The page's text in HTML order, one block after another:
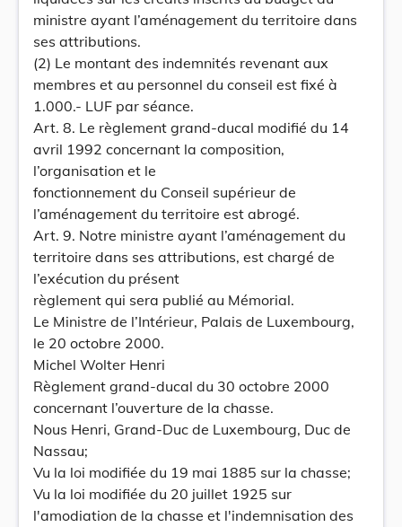
ministre ayant l’aménagement du territoire dans
ses attributions.
(2) Le montant des indemnités revenant aux
membres et au personnel du conseil est fixé à
1.000.- LUF par séance.
Art. 8. Le règlement grand-ducal modifié du 14
avril 1992 concernant la composition,
l’organisation et le
fonctionnement du Conseil supérieur de
l’aménagement du territoire est abrogé.
Art. 9. Notre ministre ayant l’aménagement du
territoire dans ses attributions, est chargé de
l’exécution du présent
règlement qui sera publié au Mémorial.
Le Ministre de l’Intérieur, Palais de Luxembourg,
le 20 octobre 2000.
Michel Wolter Henri
Règlement grand-ducal du 30 octobre 2000
concernant l’ouverture de la chasse.
Nous Henri, Grand-Duc de Luxembourg, Duc de
Nassau;
Vu la loi modifiée du 19 mai 1885 sur la chasse;
Vu la loi modifiée du 20 juillet 1925 sur
l'amodiation de la chasse et l'indemnisation des